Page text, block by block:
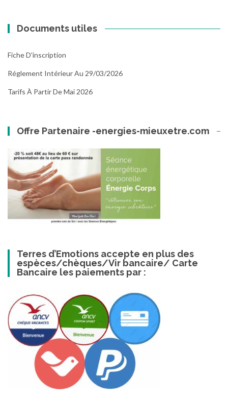
Documents utiles
Fiche D'inscription
Réglement Intérieur Au 29/03/2026
Tarifs À Partir De Mai 2026
Offre Partenaire -energies-mieuxetre.com
Terres d’Emotions accepte en plus des
espèces/chèques/Vir bancaire/ Carte
Bancaire les paiements par :